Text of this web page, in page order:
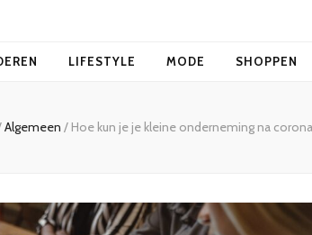
LIFESTYLE MODE SHOPPEN
Algemeen / Hoe kun je je kleine onderneming na